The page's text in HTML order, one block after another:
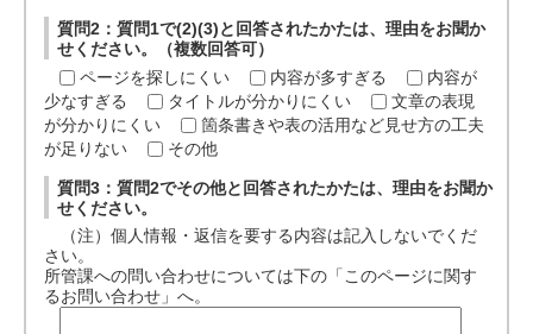
質問2：質問1で(2)(3)と回答されたかたは、理由をお聞か
せください。（複数回答可）
ページを探しにくい
内容が多すぎる
内容が
少なすぎる
タイトルが分かりにくい
文章の表現
が分かりにくい
箇条書きや表の活用など見せ方の工夫
が足りない
その他
質問3：質問2でその他と回答されたかたは、理由をお聞か
せください。
（注）個人情報・返信を要する内容は記入しないでくだ
さい。
所管課への問い合わせについては下の「このページに関す
るお問い合わせ」へ。